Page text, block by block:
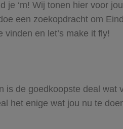
je ‘m! Wij tonen hier voor
een zoekopdracht om
en let’s make it fly!
is de goedkoopste deal wat
het enige wat jou nu te